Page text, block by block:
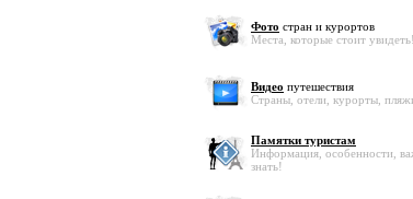
Фото стран и курортов
Места, которые стоит увидеть!
Видео путешествия
Страны, отели, курорты,
Памятки туристам
Информация, особенности,
знать!